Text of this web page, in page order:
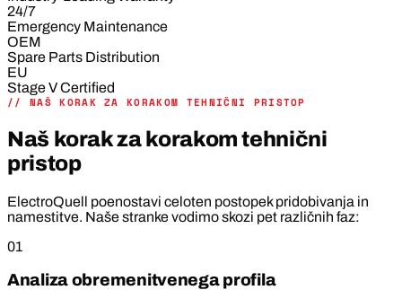
24/7
Emergency Maintenance
OEM
Spare Parts Distribution
EU
Stage V Certified
// NAŠ KORAK ZA KORAKOM TEHNIČNI PRISTOP
Naš korak za korakom tehnični
pristop
ElectroQuell poenostavi celoten postopek pridobivanja in
namestitve. Naše stranke vodimo skozi pet različnih faz:
01
Analiza obremenitvenega profila